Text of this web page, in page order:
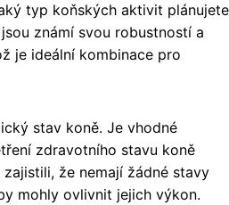
typ koňských aktivit plánujete
známí svou robustností a
je ideální kombinace pro
stav koně. Je vhodné
zdravotního stavu koně
že nemají žádné stavy
mohly ovlivnit jejich výkon.